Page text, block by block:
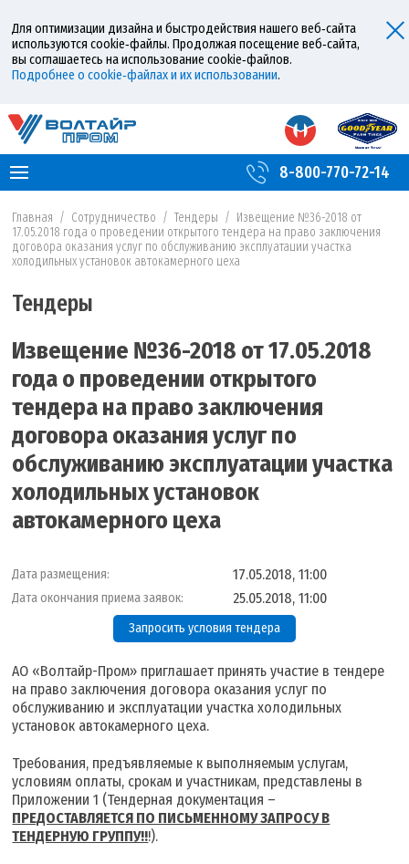
Для оптимизации дизайна и быстродействия нашего веб‑сайта
используются cookie‑файлы. Продолжая посещение веб‑сайта,
вы соглашаетесь на использование cookie‑файлов.
Подробнее о cookie‑файлах и их использовании.
8-800-770-72-14
Главная / Сотрудничество / Тендеры / Извещение №36-2018 от
17.05.2018 года о проведении открытого тендера на право заключения
договора оказания услуг по обслуживанию эксплуатации участка
холодильных установок автокамерного цеха
Тендеры
Извещение №36-2018 от 17.05.2018
года о проведении открытого
тендера на право заключения
договора оказания услуг по
обслуживанию эксплуатации участка
холодильных установок
автокамерного цеха
Дата размещения: 17.05.2018, 11:00
Дата окончания приема заявок: 25.05.2018, 11:00
Запросить условия тендера
АО «Волтайр-Пром» приглашает принять участие в тендере
на право заключения договора оказания услуг по
обслуживанию и эксплуатации участка холодильных
установок автокамерного цеха.
Требования, предъявляемые к выполняемым услугам,
условиям оплаты, срокам и участникам, представлены в
Приложении 1 (Тендерная документация –
ПРЕДОСТАВЛЯЕТСЯ ПО ПИСЬМЕННОМУ ЗАПРОСУ В
ТЕНДЕРНУЮ ГРУППУ!!!).